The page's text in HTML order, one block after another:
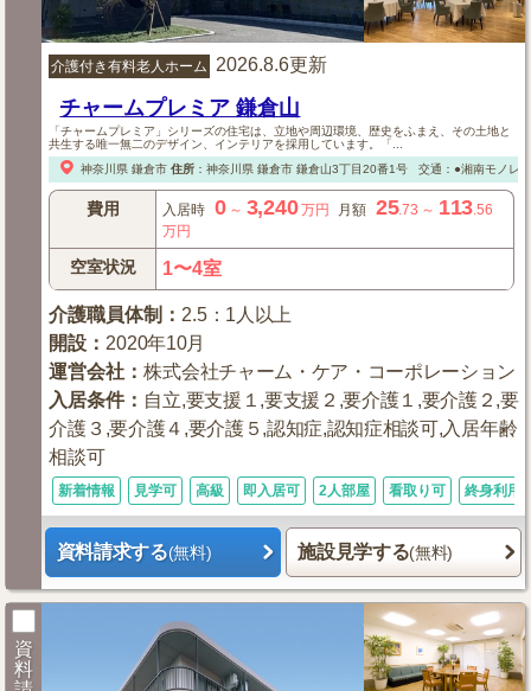
介護付き有料老人ホーム 2026.8.6更新
チャームプレミア 鎌倉山
「チャームプレミア」シリーズの住宅は、立地や周辺環境、歴史をふまえ、その土地と
共生する唯一無二のデザイン、インテリアを採用しています。「...
神奈川県 鎌倉市 住所： 神奈川県 鎌倉市鎌倉山3丁目20番1号 交通：●湘南モノレ
費用 入居時 0～ 3,240万円 月額 25.73 ～ 113.56
万円
空室状況 1〜4室
介護職員体制 ： 2.5：1人以上
開設 ： 2020年10月
運営会社 ：株式会社チャーム・ケア・コーポレーション
入居条件： 自立,要支援１,要支援２,要介護１,要介護２,要
介護３,要介護４,要介護５,認知症,認知症相談可,入居年齢
相談可
新着情報 見学可 高級 即入居可 2人部屋 看取り可 終身利用
資料請求する(無料) 施設見学する(無料)
資
料